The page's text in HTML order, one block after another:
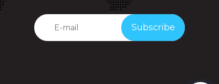
Subscribe